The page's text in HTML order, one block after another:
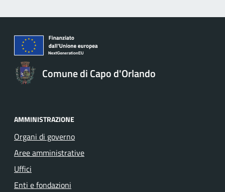
Comune di Capo d'Orlando
AMMINISTRAZIONE
Organi di governo
Aree amministrative
Uffici
Enti e fondazioni